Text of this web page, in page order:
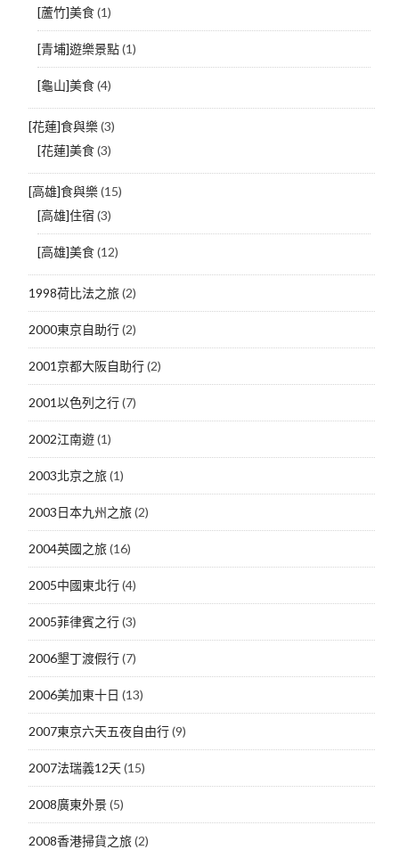
[蘆竹]美食(1)
[青埔]遊樂景點(1)
[龜山]美食(4)
[花蓮]食與樂(3)
[花蓮]美食(3)
[高雄]食與樂(15)
[高雄]住宿 (3)
[高雄]美食(12)
1998荷比法之旅(2)
2000東京自助行(2)
2001京都大阪自助行(2)
2001以色列之行(7)
2002江南遊(1)
2003北京之旅(1)
2003日本九州之旅(2)
2004英國之旅(16)
2005中國東北行(4)
2005菲律賓之行(3)
2006墾丁渡假行(7)
2006美加東十日 (13)
2007東京六天五夜自由行(9)
2007法瑞義12天(15)
2008廣東外景(5)
2008香港掃貨之旅(2)